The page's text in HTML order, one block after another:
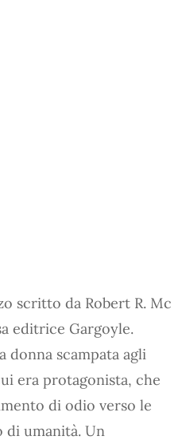
scritto da Robert R. Mc
editrice Gargoyle.
donna scampata agli
era protagonista, che
di odio verso le
di umanità. Un